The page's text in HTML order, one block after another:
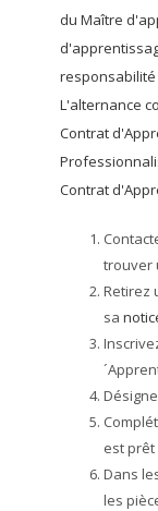
du Maître
L'alternance
Contrat
Contrat
trouver
Retirez
sa
est
Dans
les